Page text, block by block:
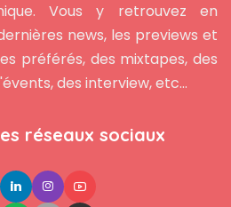
Vous y retrouvez en
news, les previews et
préférés, des mixtapes, des
des interview, etc...
réseaux sociaux